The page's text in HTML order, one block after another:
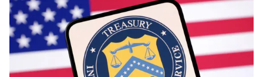
THỜI BÁO VTV
Theo dõi báo trên